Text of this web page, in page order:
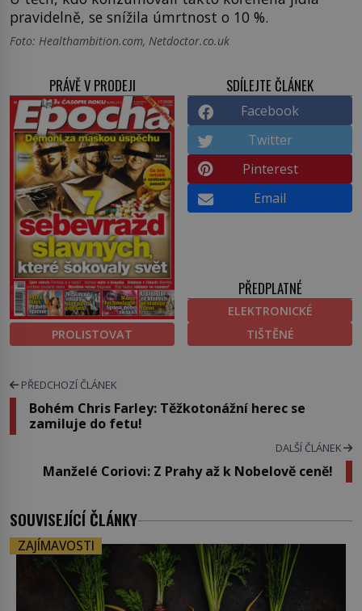
pravidelně, se snížila úmrtnost o 10 %.
Foto: Healthambition.com, Netdoctor.co.uk
PRÁVĚ V PRODEJI
PROLISTOVAT
SDÍLEJTE ČLÁNEK
Facebook
Twitter
Pinterest
Email
PŘEDPLATNÉ
ELEKTRONICKÉ
TIŠTĚNÉ
PŘEDCHOZÍ ČLÁNEK
Bohém Chris Farley: Těžkotonážní herec se
zamiluje do fetu!
DALŠÍ ČLÁNEK
Manželé Coriovi: Z Prahy až k Nobelově ceně!
SOUVISEJÍCÍ ČLÁNKY
ZAJÍMAVOSTI